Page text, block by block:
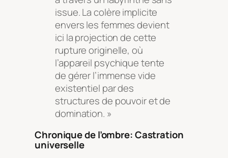
issue. La colère implicite
envers les femmes devient
ici la projection de cette
rupture originelle, où
l’appareil psychique tente
de gérer l’immense vide
existentiel par des
structures de pouvoir et de
domination. »
Chronique de l’ombre: Castration
universelle